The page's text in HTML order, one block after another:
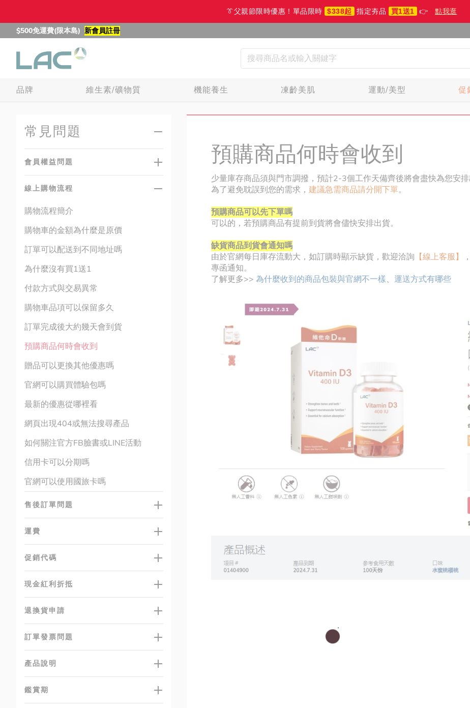
👔父親節限時優惠！單品限時 $338起 指定夯品 買1送1 👉 點我逛
$500免運費(限本島) 新會員註冊
品牌 維生素/礦物質 機能養生 凍齡美肌 運動/美型 促
常見問題
會員權益問題
線上購物流程
購物流程簡介
購物車的金額為什麼是原價
訂單可以配送到不同地址嗎
為什麼沒有買1送1
付款方式與交易異常
購物車品項可以保留多久
訂單完成後大約幾天會到貨
預購商品何時會收到
贈品可以更換其他優惠嗎
官網可以購買體驗包嗎
最新的優惠從哪裡看
網頁出現404或無法搜尋產品
如何關注官方FB臉書或LINE活動
信用卡可以分期嗎
官網可以使用國旅卡嗎
售後訂單問題
運費
促銷代碼
現金紅利折抵
退換貨申請
訂單發票問題
產品說明
鑑賞期
預購商品何時會收到
少量庫存商品須與門市調撥，預計2-3個工作天備齊後將會盡快為您安排
為了避免耽誤到您的需求， 建議急需商品請分開下單。
預購商品可以先下單嗎
可以的，若預購商品有提前到貨將會儘快安排出貨。
缺貨商品到貨會通知嗎
由於官網每日庫存流動大，如訂購時顯示缺貨，歡迎洽詢 【線上客服】
專函通知。
了解更多>> 為什麼收到的商品包裝與官網不一樣、 運送方式有哪些